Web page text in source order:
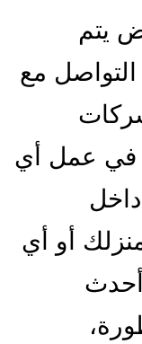
يتم
التواصل مع
في عمل أي
أو أي
أحدث